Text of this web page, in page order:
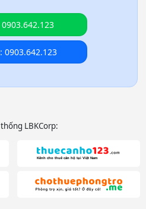
0903.642.123
LBKCorp: